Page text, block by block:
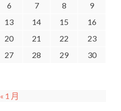
6 7 8
9
13 14 15
16
20 21 22
23
27 28 29
30
« 1 月